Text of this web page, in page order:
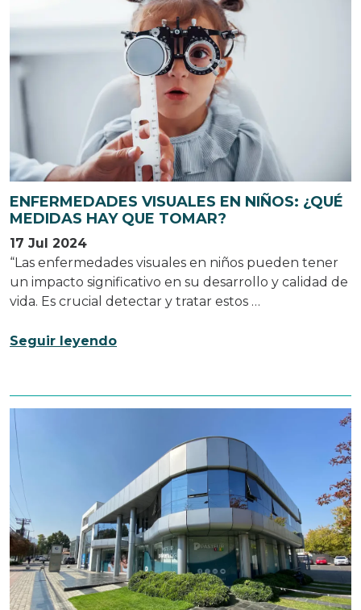
ENFERMEDADES VISUALES EN NIÑOS: ¿QUÉ
MEDIDAS HAY QUE TOMAR?
17 Jul 2024
“Las enfermedades visuales en niños pueden tener
un impacto significativo en su desarrollo y calidad de
vida. Es crucial detectar y tratar estos …
Seguir leyendo